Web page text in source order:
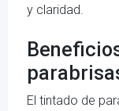
y claridad.
El tintado de